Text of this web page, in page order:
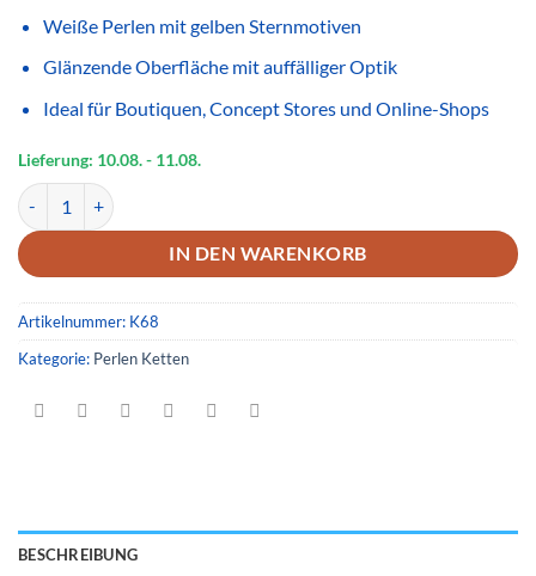
Weiße Perlen mit gelben Sternmotiven
Glänzende Oberfläche mit auffälliger Optik
Ideal für Boutiquen, Concept Stores und Online-Shops
Lieferung: 10.08.- 11.08.
Handgefertigte Perlenkette Gelb mit Sternenperlen für
IN DEN WARENKORB
Artikelnummer: K68
Kategorie: Perlen Ketten
BESCHREIBUNG